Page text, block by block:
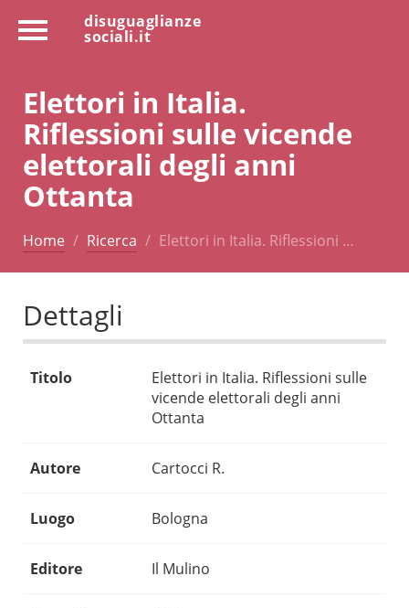
disuguaglianze
sociali.it
Elettori in Italia.
Riflessioni sulle vicende
elettorali degli anni
Ottanta
Home Ricerca Elettori in Italia. Riflessioni …
Dettagli
Titolo
Elettori in Italia. Riflessioni sulle
vicende elettorali degli anni
Ottanta
Autore Cartocci R.
Luogo Bologna
Editore Il Mulino